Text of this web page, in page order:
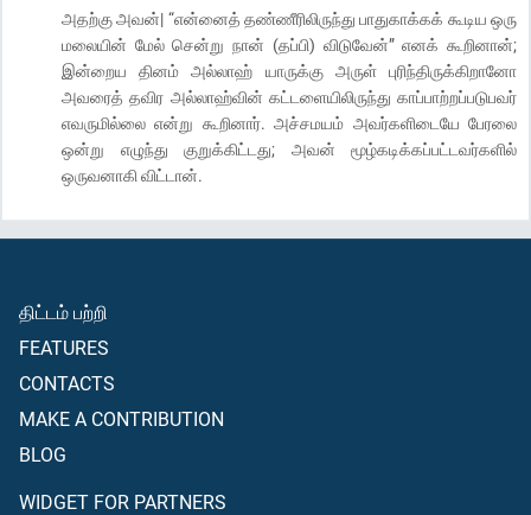
அதற்கு அவன்| “என்னைத் தண்ணீரிலிருந்து பாதுகாக்கக் கூடிய ஒரு
மலையின் மேல் சென்று நான் (தப்பி) விடுவேன்” எனக் கூறினான்;
இன்றைய தினம் அல்லாஹ் யாருக்கு அருள் புரிந்திருக்கிறானோ
அவரைத் தவிர அல்லாஹ்வின் கட்டளையிலிருந்து காப்பாற்றப்படுபவர்
எவருமில்லை என்று கூறினார். அச்சமயம் அவர்களிடையே பேரலை
ஒன்று எழுந்து குறுக்கிட்டது; அவன் மூழ்கடிக்கப்பட்டவர்களில்
ஒருவனாகி விட்டான்.
திட்டம் பற்றி
FEATURES
CONTACTS
MAKE A CONTRIBUTION
BLOG
WIDGET FOR PARTNERS